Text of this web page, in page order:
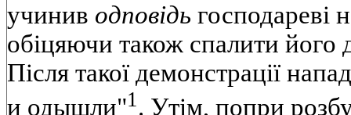
учинив одповідь господареві
обіцяючи також спалити його
Після такої демонстрації
и одышли"1. Утім, попри